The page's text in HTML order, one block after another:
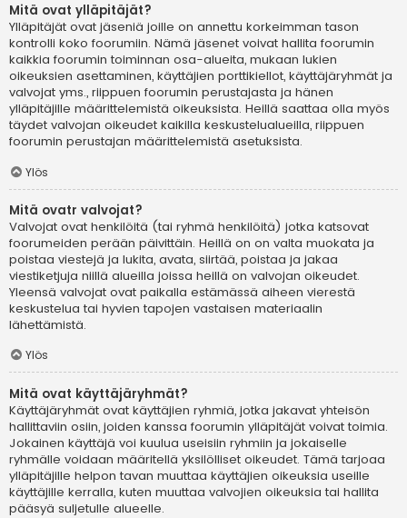
Mitä ovat ylläpitäjät?
Ylläpitäjät ovat jäseniä joille on annettu korkeimman tason
kontrolli koko foorumiin. Nämä jäsenet voivat hallita foorumin
kaikkia foorumin toiminnan osa-alueita, mukaan lukien
oikeuksien asettaminen, käyttäjien porttikiellot, käyttäjäryhmät ja
valvojat yms., riippuen foorumin perustajasta ja hänen
ylläpitäjille määrittelemistä oikeuksista. Heillä saattaa olla myös
täydet valvojan oikeudet kaikilla keskustelualueilla, riippuen
foorumin perustajan määrittelemistä asetuksista.
Ylös
Mitä ovatr valvojat?
Valvojat ovat henkilöitä (tai ryhmä henkilöitä) jotka katsovat
foorumeiden perään päivittäin. Heillä on on valta muokata ja
poistaa viestejä ja lukita, avata, siirtää, poistaa ja jakaa
viestiketjuja niillä alueilla joissa heillä on valvojan oikeudet.
Yleensä valvojat ovat paikalla estämässä aiheen vierestä
keskustelua tai hyvien tapojen vastaisen materiaalin
lähettämistä.
Ylös
Mitä ovat käyttäjäryhmät?
Käyttäjäryhmät ovat käyttäjien ryhmiä, jotka jakavat yhteisön
hallittaviin osiin, joiden kanssa foorumin ylläpitäjät voivat toimia.
Jokainen käyttäjä voi kuulua useisiin ryhmiin ja jokaiselle
ryhmälle voidaan määritellä yksilölliset oikeudet. Tämä tarjoaa
ylläpitäjille helpon tavan muuttaa käyttäjien oikeuksia useille
käyttäjille kerralla, kuten muuttaa valvojien oikeuksia tai hallita
pääsyä suljetulle alueelle.